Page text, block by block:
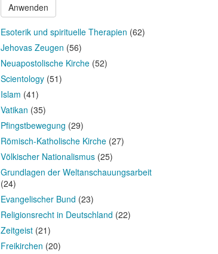
Anwenden
Esoterik und spirituelle Therapien (62)
Jehovas Zeugen (56)
Neuapostolische Kirche(52)
Scientology(51)
Islam (41)
Vatikan (35)
Pfingstbewegung (29)
Römisch-Katholische Kirche(27)
Völkischer Nationalismus(25)
Grundlagen der Weltanschauungsarbeit
(24)
Evangelischer Bund (23)
Religionsrecht in Deutschland (22)
Zeitgeist(21)
Freikirchen (20)